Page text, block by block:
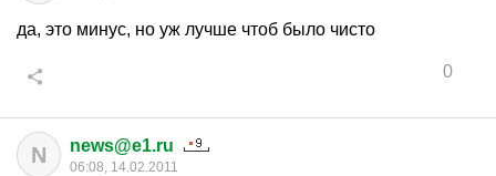
да, это минус, но уж лучше чтоб было чисто
0
N news@e1.ru
06:08, 14.02.2011